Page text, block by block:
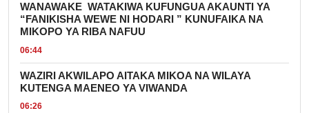
WANAWAKE WATAKIWA KUFUNGUA AKAUNTI YA
“FANIKISHA WEWE NI HODARI ” KUNUFAIKA NA
MIKOPO YA RIBA NAFUU
06:44
WAZIRI AKWILAPO AITAKA MIKOA NA WILAYA
KUTENGA MAENEO YA VIWANDA
06:26